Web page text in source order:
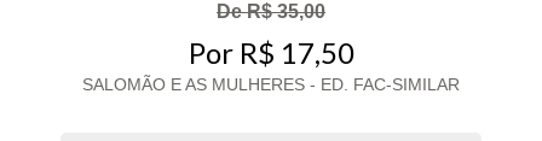
De R$ 35,00
Por R$ 17,50
SALOMÃO E AS MULHERES - ED. FAC-SIMILAR